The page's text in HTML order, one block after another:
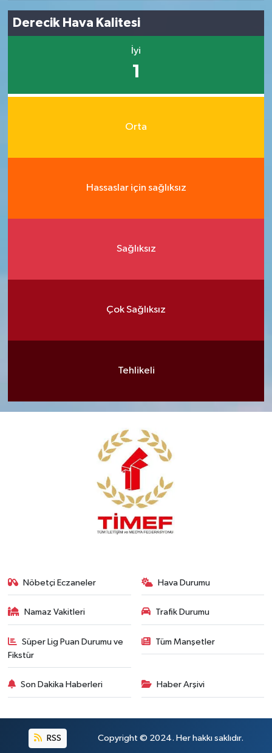
Derecik Hava Kalitesi
İyi
1
Orta
Hassaslar için sağlıksız
Sağlıksız
Çok Sağlıksız
Tehlikeli
Nöbetçi Eczaneler Hava Durumu
Namaz Vakitleri Trafik Durumu
Süper Lig Puan Durumu ve
Fikstür
Tüm Manşetler
Son Dakika Haberleri Haber Arşivi
RSS Copyright © 2024. Her hakkı saklıdır.